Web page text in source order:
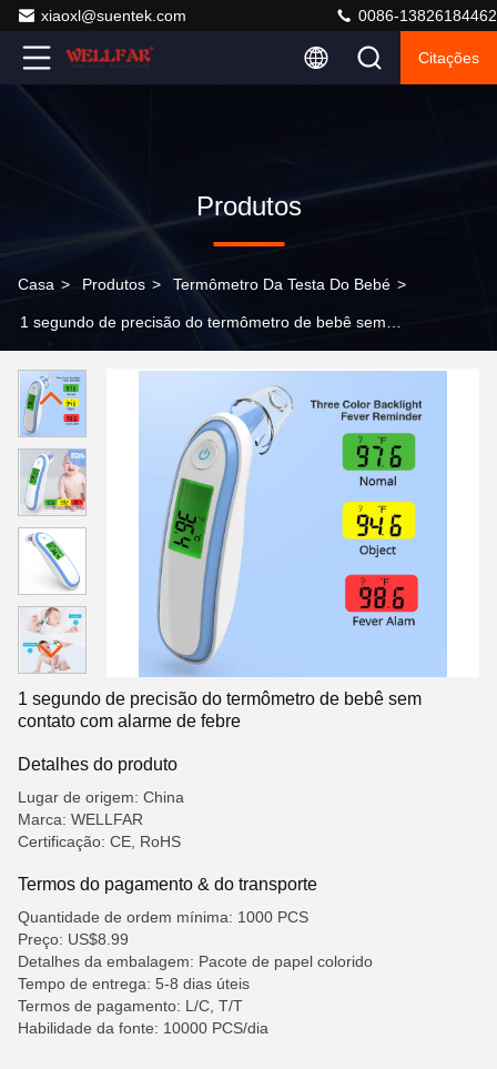
xiaoxl@suentek.com 0086-13826184462
Citações
Produtos
Casa > Produtos > Termômetro Da Testa Do Bebé >
1 segundo de precisão do termômetro de bebê sem
1 segundo de precisão do termômetro de bebê sem
contato com alarme de febre
Detalhes do produto
Lugar de origem: China
Marca: WELLFAR
Certificação: CE, RoHS
Termos do pagamento & do transporte
Quantidade de ordem mínima: 1000 PCS
Preço: US$8.99
Detalhes da embalagem: Pacote de papel colorido
Tempo de entrega: 5-8 dias úteis
Termos de pagamento: L/C, T/T
Habilidade da fonte: 10000 PCS/dia